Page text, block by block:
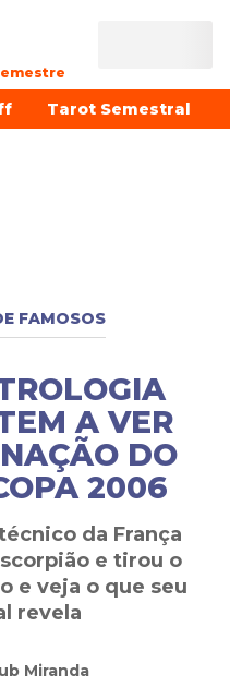
Tarot Semestral
FAMOSOS
A VER
DO
2006
da França
e tirou o
e veja o que seu
revela
Miranda